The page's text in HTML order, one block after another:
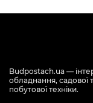
Budpostach.ua —
обладнання, садової
побутової техніки.